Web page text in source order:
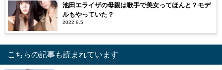
池田エライザの母親は歌手で美女ってほんと？モデ
ルもやっていた？
2022.9.5
こちらの記事も読まれています